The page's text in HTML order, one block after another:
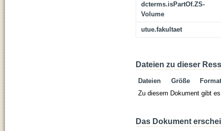
dcterms.isPartOf.ZS-
Volume
utue.fakultaet
Dateien zu dieser
Dateien Größe
Format
Zu diesem Dokument gibt
Das Dokument